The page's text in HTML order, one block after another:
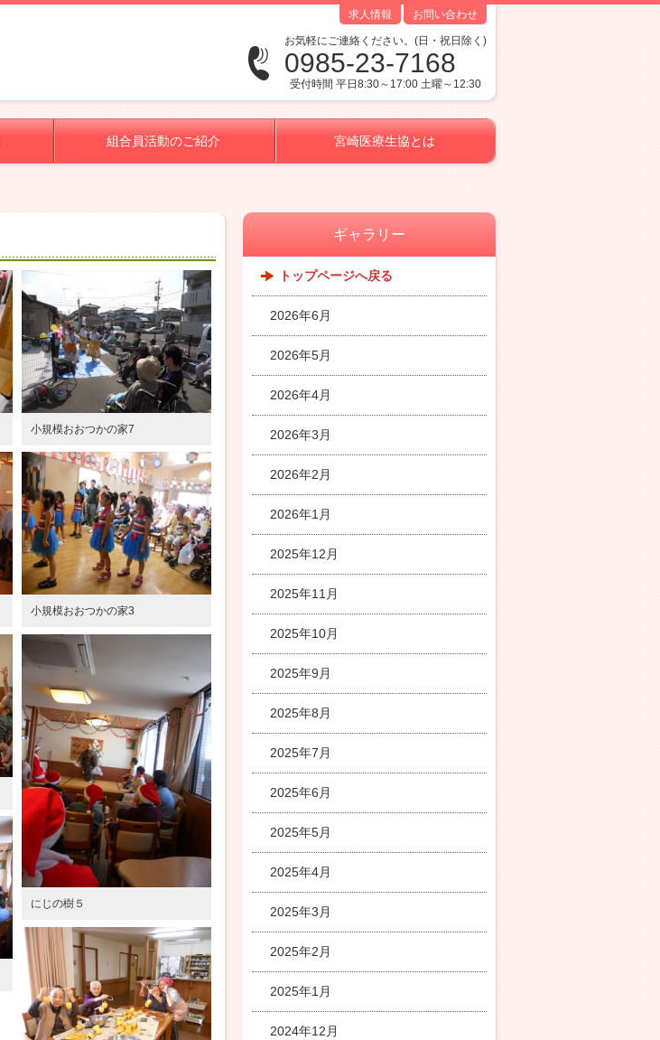
求人情報 お問い合わせ
お気軽にご連絡ください。(日・祝日除く)
0985-23-7168
受付時間 平日8:30～17:00 土曜～12:30
組合員活動のご紹介 宮崎医療生協とは
小規模おおつかの家7
小規模おおつかの家3
にじの樹５
ギャラリー
トップページへ戻る
2026年6月
2026年5月
2026年4月
2026年3月
2026年2月
2026年1月
2025年12月
2025年11月
2025年10月
2025年9月
2025年8月
2025年7月
2025年6月
2025年5月
2025年4月
2025年3月
2025年2月
2025年1月
2024年12月